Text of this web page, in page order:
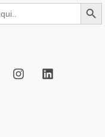
Botón de